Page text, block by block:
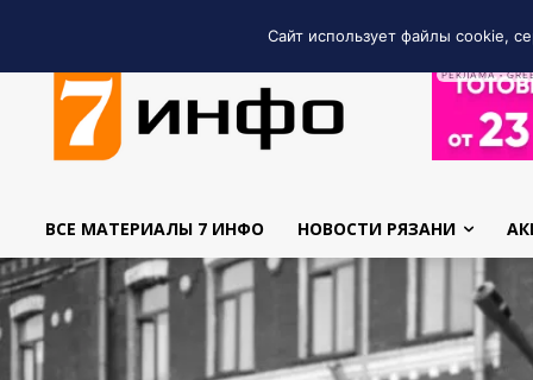
РЕКЛАМА •
ВСЕ МАТЕРИАЛЫ 7 ИНФО НОВОСТИ РЯЗАНИ
Сайт использует файлы cookie,